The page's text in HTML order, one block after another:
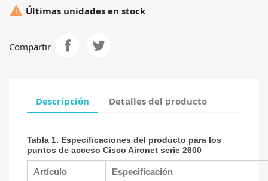
 Últimas unidades en stock
Compartir
Descripción Detalles del producto
Tabla 1. Especificaciones del producto para los
puntos de acceso Cisco Aironet serie 2600
Artículo Especificación